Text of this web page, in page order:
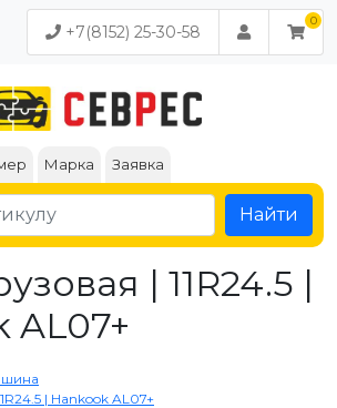
+7(8152) 25-30-58
Марка Заявка
Найти
| 11R24.5 |
AL07+
шина
| Hankook AL07+